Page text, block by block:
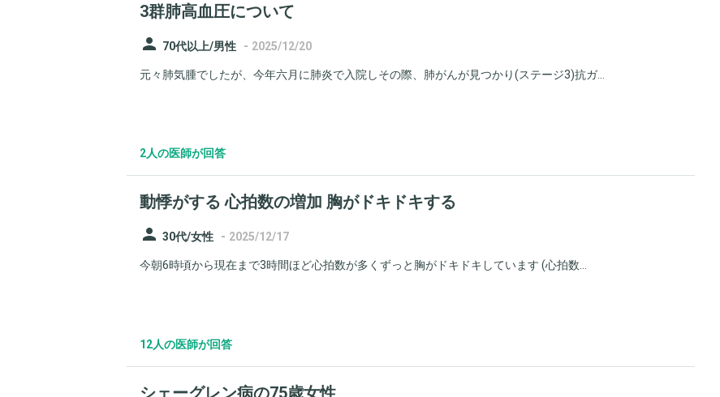
3群肺高血圧について
person 70代以上/男性 - 2025/12/20
元々肺気腫でしたが、今年六月に肺炎で入院しその際、肺がんが見つかり(ステージ3)抗ガ...
2人の医師が回答
動悸がする 心拍数の増加 胸がドキドキする
person 30代/女性 - 2025/12/17
今朝6時頃から現在まで3時間ほど心拍数が多くずっと胸がドキドキしています (心拍数...
12人の医師が回答
シェーグレン病の75歳女性